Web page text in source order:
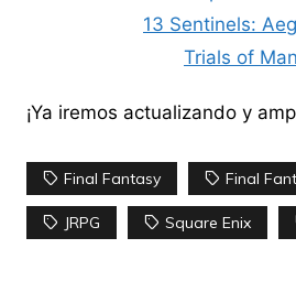
13 Sentinels:
Trials of
¡Ya iremos actualizando y
Final Fantasy Final
JRPG Square Enix